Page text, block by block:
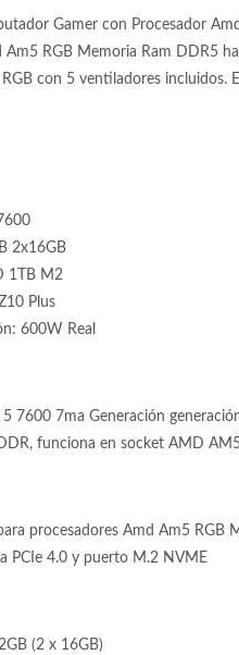
Gamer con Procesador
Am5 RGB Memoria Ram DDR5
RGB con 5 ventiladores
2x16GB
1TB M2
Plus
600W Real
5 7600 7ma Generación
funciona en socket AMD
procesadores Amd Am5 RGB
PCIe 4.0 y puerto M.2 NVME
(2 x 16GB)